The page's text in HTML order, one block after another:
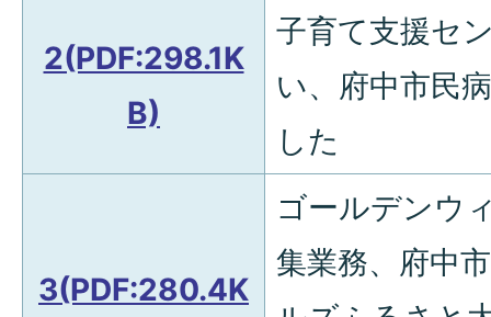
2(PDF:298.1K
B)
子育て支援セ
い、府中市民
した
3(PDF:280.4K
ゴールデンウ
集業務、府中